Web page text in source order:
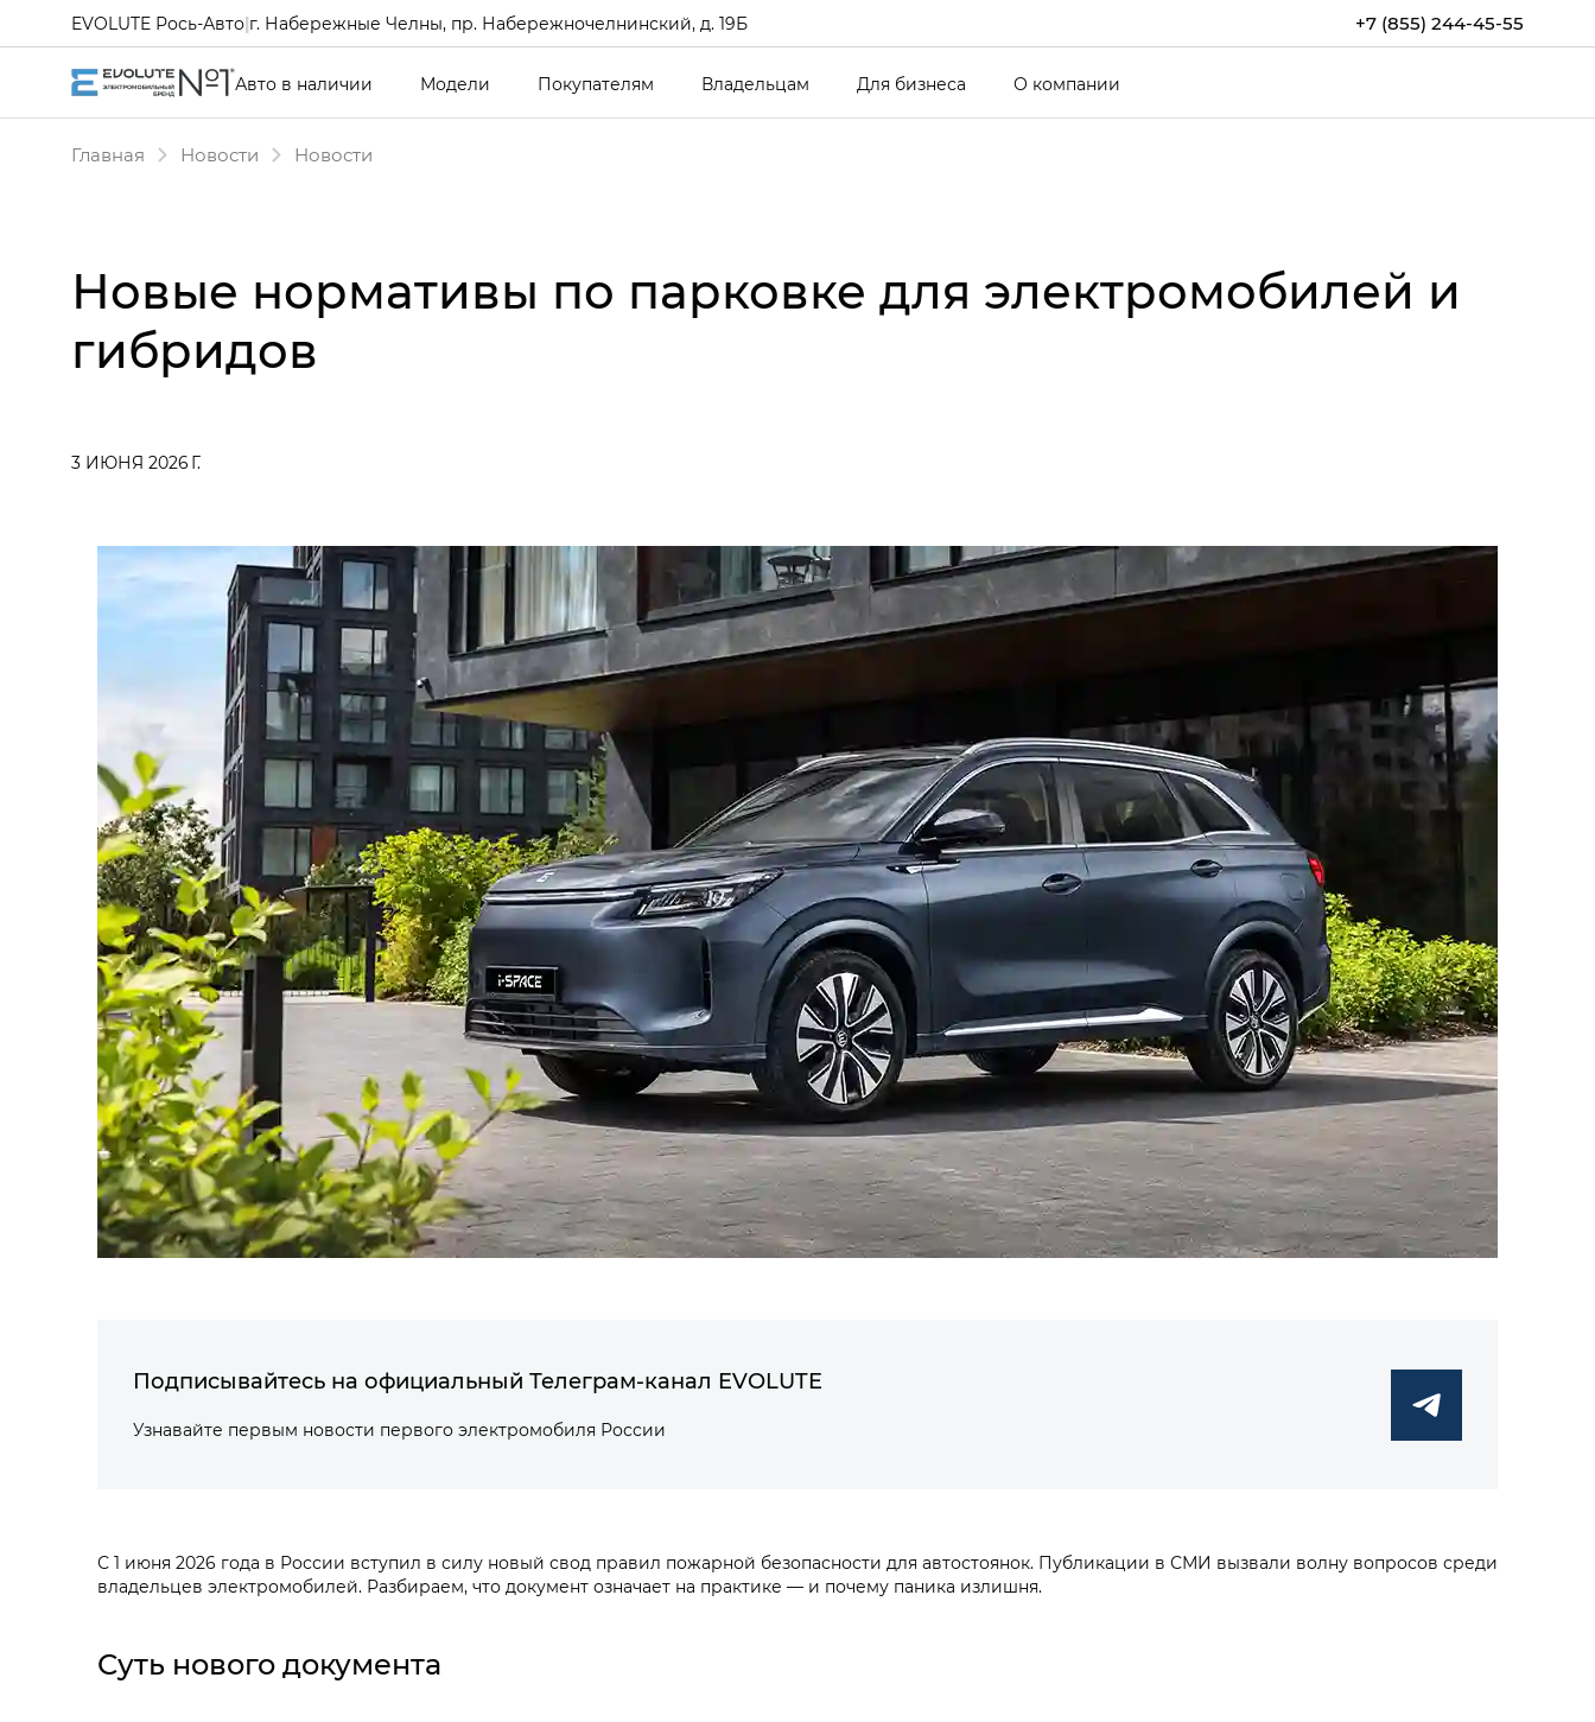
+7 (855) 244-45-55
EVOLUTE Рось-Авто|г. Набережные Челны, пр. Набережночелнинский, д. 19Б
Авто в наличии Модели Покупателям Владельцам Для бизнеса О компании
Главная Новости Новости
Новые нормативы по парковке для электромобилей и
гибридов
3 ИЮНЯ 2026 Г.
Подписывайтесь на официальный Телеграм-канал EVOLUTE
Узнавайте первым новости первого электромобиля России
С 1 июня 2026 года в России вступил в силу новый свод правил пожарной безопасности для автостоянок. Публикации в СМИ вызвали волну вопросов среди
владельцев электромобилей. Разбираем, что документ означает на практике — и почему паника излишня.
Суть нового документа